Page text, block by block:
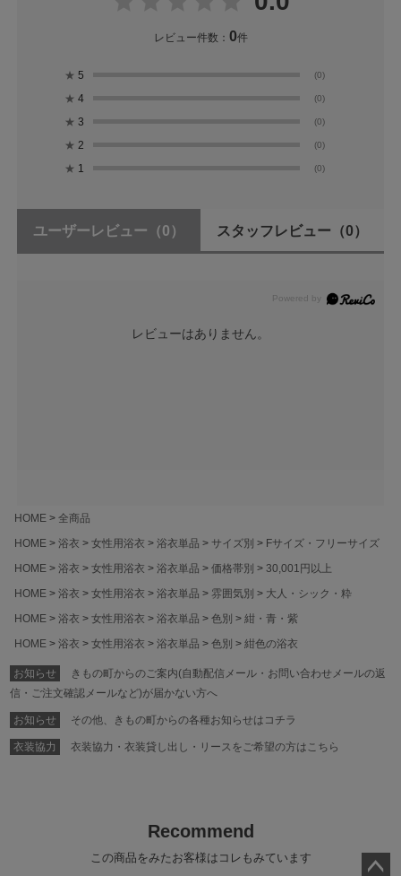
レビュー件数： 0件
★ 5 (0)
★ 4 (0)
★ 3 (0)
★ 2 (0)
★ 1 (0)
ユーザーレビュー （0） スタッフレビュー （0）
レビューはありません。
HOME
全商品
HOME
浴衣 女性用浴衣 浴衣単品 サイズ別
Fサイズ・フリーサイズ
HOME
浴衣 女性用浴衣 浴衣単品 価格帯別
30,001円以上
HOME
浴衣 女性用浴衣 浴衣単品 雰囲気別
大人・シック・粋
HOME
浴衣 女性用浴衣 浴衣単品 色別
紺・青・紫
HOME
浴衣 女性用浴衣 浴衣単品 色別 紺色の浴衣
お知らせ
きもの町からのご案内(自動配信メール・お問い合わせメールの返
信・ご注文確認メールなど)が届かない方へ
お知らせ その他、きもの町からの各種お知らせはコチラ
衣装協力 衣装協力・衣装貸し出し・リースをご希望の方はこちら
Recommend
この商品をみたお客様はコレもみています